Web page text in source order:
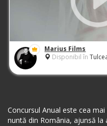
Marius Films
Disponibil în
Concursul Anual este cea
nuntă din România, ajunsă la